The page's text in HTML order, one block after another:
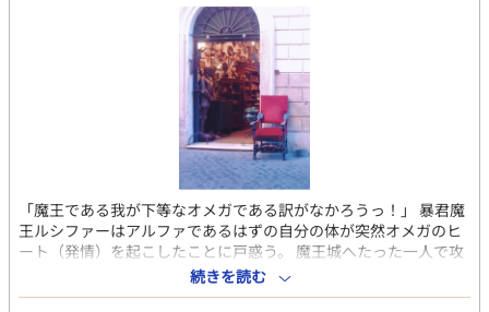
「魔王である我が下等なオメガである訳がなかろうっ！」 暴君魔
王ルシファーはアルファであるはずの自分の体が突然オメガのヒ
ート（発情）を起こしたことに戸惑う。 魔王城へたった一人で攻
め込んできた剣士リヒトは、対立する王国側が異世界より召喚し
たルシファーの弱点であったのだ。ルシファーはリヒトの強烈な
続きを読む